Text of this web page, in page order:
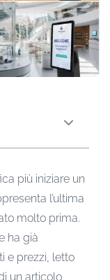
più iniziare un
l’ultima
molto prima.
ha già
e prezzi, letto
un articolo